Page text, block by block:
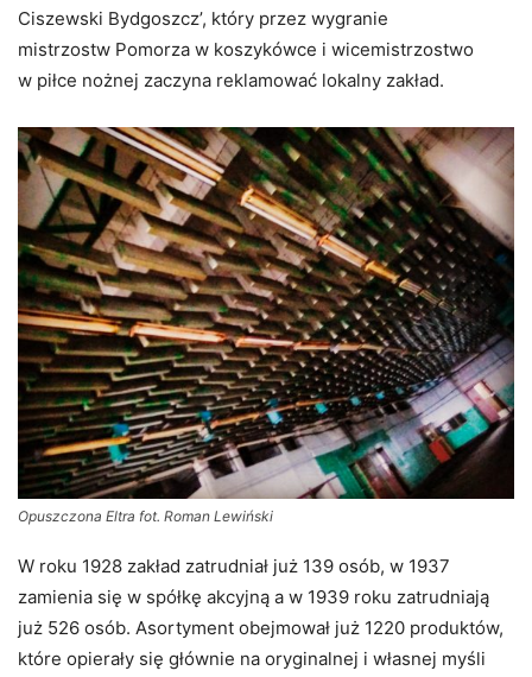
Ciszewski Bydgoszcz’, który przez wygranie
mistrzostw Pomorza w koszykówce i wicemistrzostwo
w piłce nożnej zaczyna reklamować lokalny zakład.
Opuszczona Eltra fot. Roman Lewiński
W roku 1928 zakład zatrudniał już 139 osób, w 1937
zamienia się w spółkę akcyjną a w 1939 roku zatrudniają
już 526 osób. Asortyment obejmował już 1220 produktów,
które opierały się głównie na oryginalnej i własnej myśli